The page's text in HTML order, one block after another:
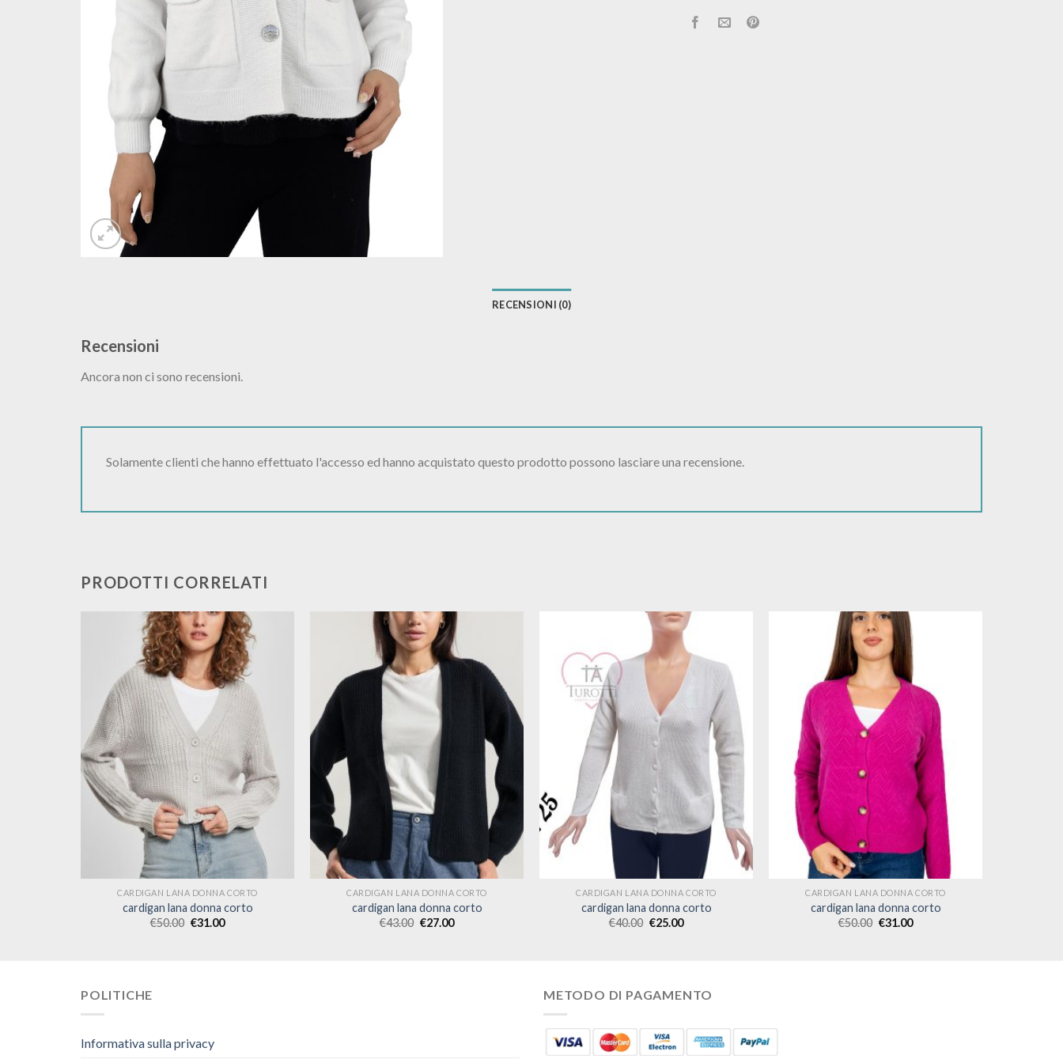
RECENSIONI (0)
Recensioni
Ancora non ci sono recensioni.
Solamente clienti che hanno effettuato l'accesso ed hanno acquistato questo prodotto possono lasciare una recensione.
PRODOTTI CORRELATI
CARDIGAN LANA DONNA CORTO
cardigan lana donna corto
€50.00 €31.00
CARDIGAN LANA DONNA CORTO
cardigan lana donna corto
€43.00 €27.00
CARDIGAN LANA DONNA CORTO
cardigan lana donna corto
€40.00 €25.00
CARDIGAN LANA DONNA CORTO
cardigan lana donna corto
€50.00 €31.00
POLITICHE
Informativa sulla privacy
METODO DI PAGAMENTO